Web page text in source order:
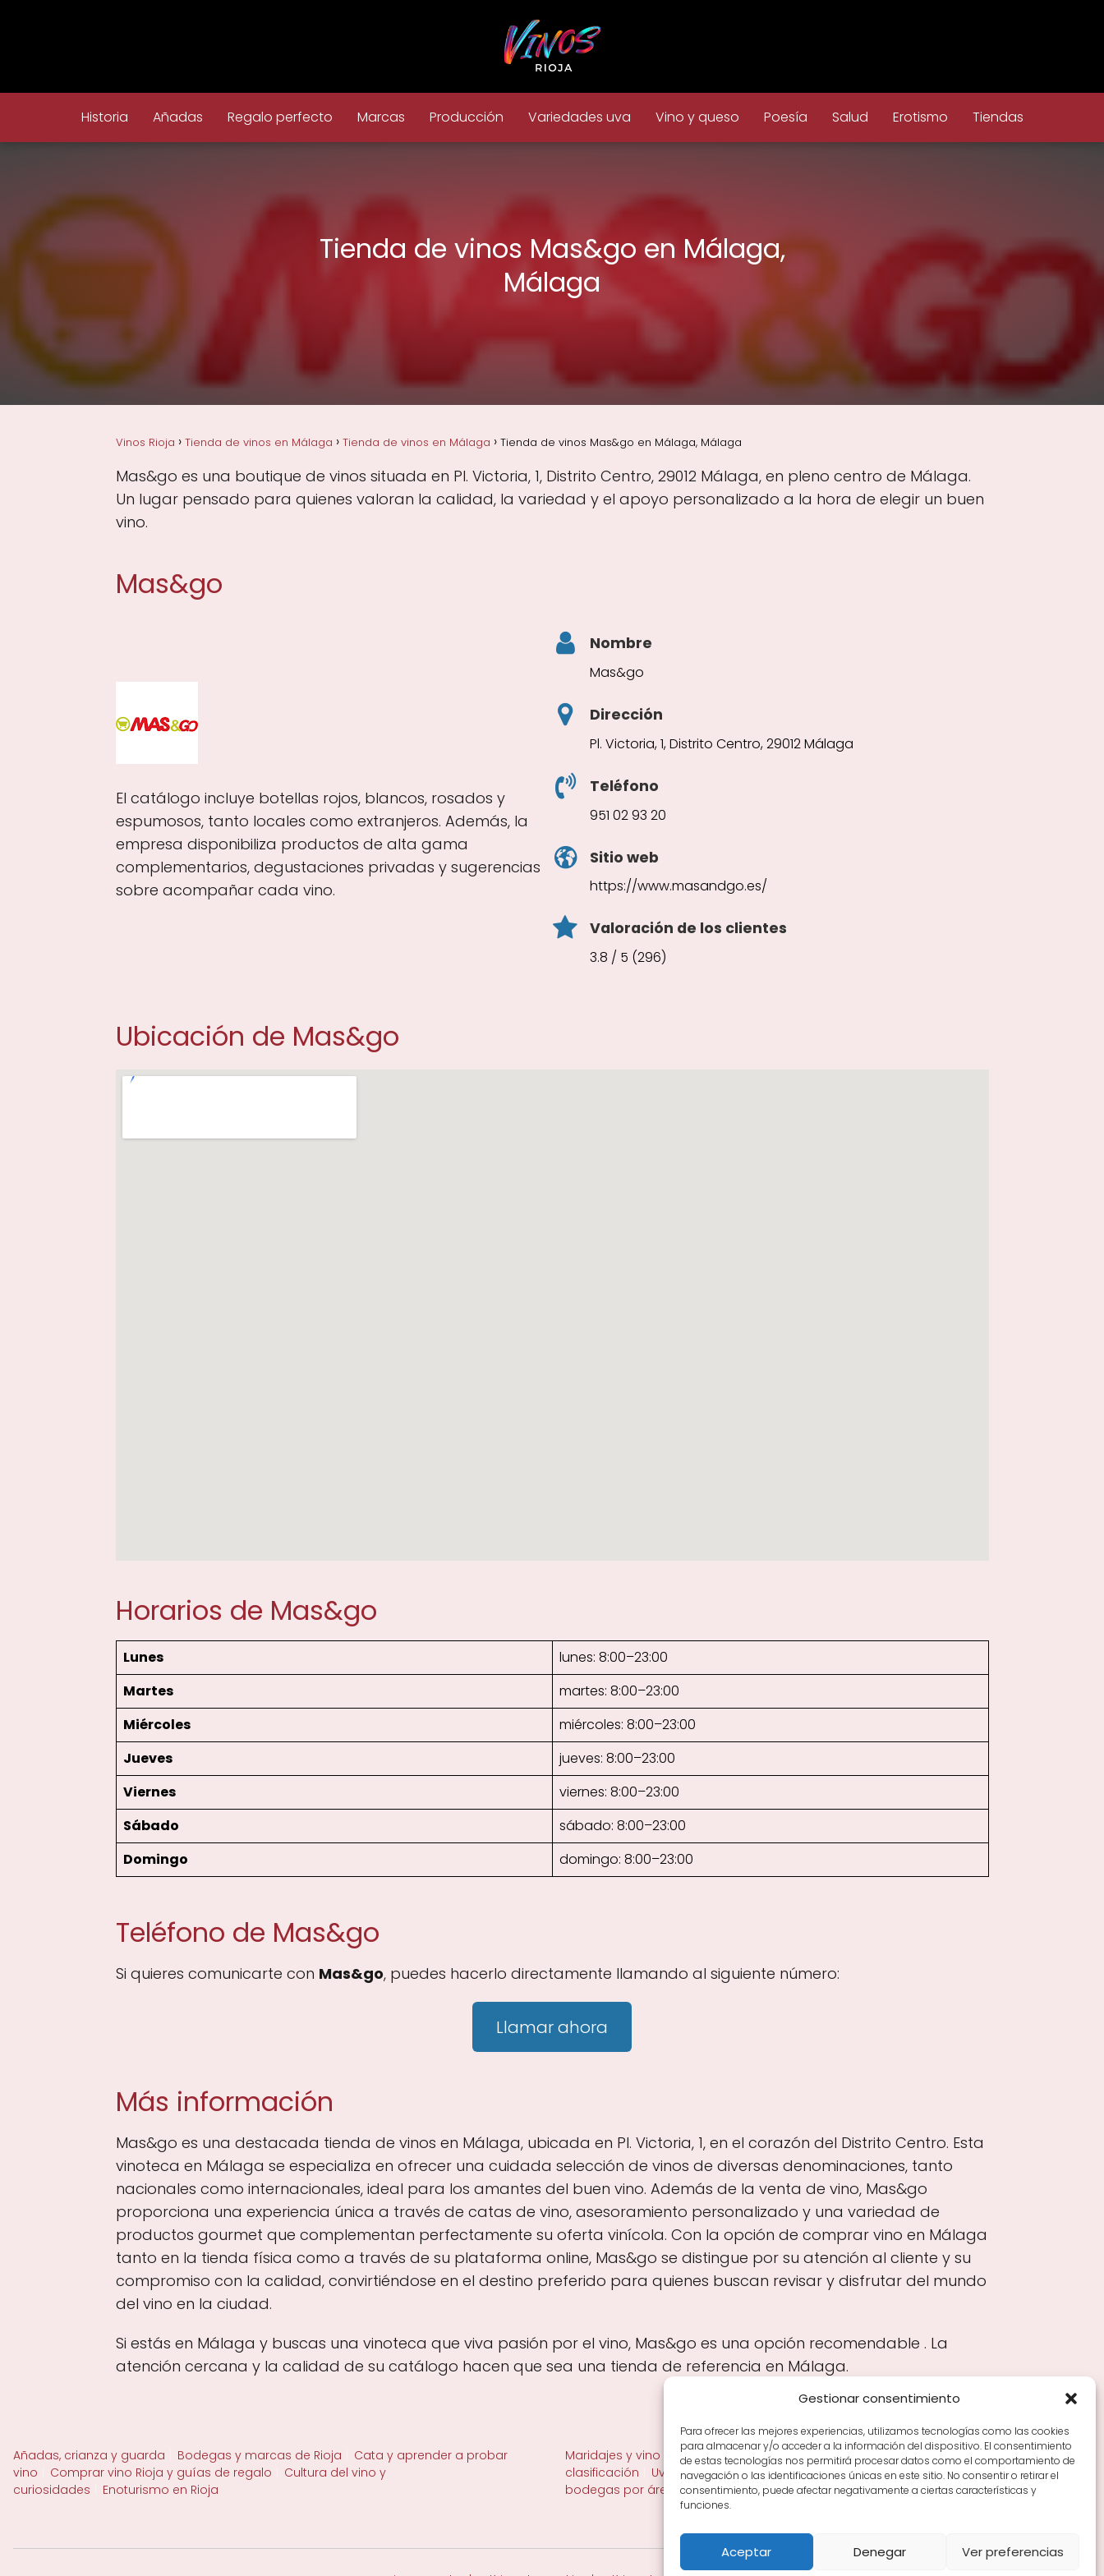
Gestionar consentimiento
Para ofrecer las mejores experiencias, utilizamos tecnologías como las cookies
para almacenar y/o acceder a la información del dispositivo. El consentimiento
de estas tecnologías nos permitirá procesar datos como el comportamiento de
navegación o las identificaciones únicas en este sitio. No consentir o retirar el
consentimiento, puede afectar negativamente a ciertas características y
funciones.
Aceptar Denegar Ver preferencias
Historia Añadas Regalo perfecto Marcas Producción Variedades uva Vino y queso Poesía Salud Erotismo Tiendas
Tienda de vinos Mas&go en Málaga,
Málaga
Vinos Rioja Tienda de vinos en Málaga Tienda de vinos en Málaga Tienda de vinos Mas&go en Málaga, Málaga
Mas&go es una boutique de vinos situada en Pl. Victoria, 1, Distrito Centro, 29012 Málaga, en pleno centro de Málaga.
Un lugar pensado para quienes valoran la calidad, la variedad y el apoyo personalizado a la hora de elegir un buen
vino.
Mas&go
El catálogo incluye botellas rojos, blancos, rosados y
espumosos, tanto locales como extranjeros. Además, la
empresa disponibiliza productos de alta gama
complementarios, degustaciones privadas y sugerencias
sobre acompañar cada vino.
Nombre
Mas&go
Dirección
Pl. Victoria, 1, Distrito Centro, 29012 Málaga
Teléfono
951 02 93 20
Sitio web
https://www.masandgo.es/
Valoración de los clientes
3.8 / 5 (296)
Ubicación de Mas&go
Horarios de Mas&go
Lunes
lunes: 8:00–23:00
Martes
martes: 8:00–23:00
Miércoles
miércoles: 8:00–23:00
Jueves
jueves: 8:00–23:00
Viernes
viernes: 8:00–23:00
Sábado
sábado: 8:00–23:00
Domingo
domingo: 8:00–23:00
Teléfono de Mas&go
Si quieres comunicarte con Mas&go, puedes hacerlo directamente llamando al siguiente número:
Llamar ahora
Más información
Mas&go es una destacada tienda de vinos en Málaga, ubicada en Pl. Victoria, 1, en el corazón del Distrito Centro. Esta
vinoteca en Málaga se especializa en ofrecer una cuidada selección de vinos de diversas denominaciones, tanto
nacionales como internacionales, ideal para los amantes del buen vino. Además de la venta de vino, Mas&go
proporciona una experiencia única a través de catas de vino, asesoramiento personalizado y una variedad de
productos gourmet que complementan perfectamente su oferta vinícola. Con la opción de comprar vino en Málaga
tanto en la tienda física como a través de su plataforma online, Mas&go se distingue por su atención al cliente y su
compromiso con la calidad, convirtiéndose en el destino preferido para quienes buscan revisar y disfrutar del mundo
del vino en la ciudad.
Si estás en Málaga y buscas una vinoteca que viva pasión por el vino, Mas&go es una opción recomendable . La
atención cercana y la calidad de su catálogo hacen que sea una tienda de referencia en Málaga.
Añadas, crianza y guarda Bodegas y marcas de Rioja
Cata y aprender a probar
vino
Comprar vino Rioja y guías de regalo
Cultura del vino y
curiosidades
Enoturismo en Rioja
Maridajes y vino en la mesa Tiendas de vino por ciudades
Tipos de Rioja y
clasificación
Uvas y viñedo en Rioja Vino Rioja para empezar
Zonas de Rioja y
bodegas por área